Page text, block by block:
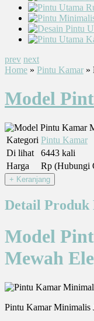
prev next
Home » Pintu Kamar »
Model
Kategori Pintu Kamar
Di lihat
6443 kali
Harga
Rp (Hubungi
Detail Produk
Model
Mewah
Pintu Kamar Minimalis